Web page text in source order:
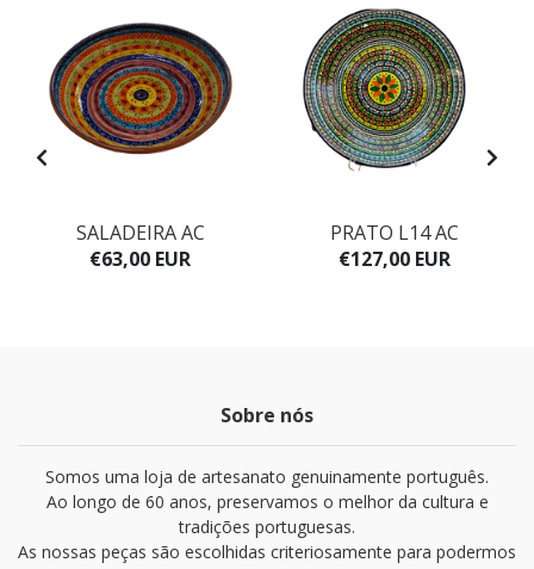
SALADEIRA AC
€63,00 EUR
PRATO L14 AC
€127,00 EUR
Sobre nós
Somos uma loja de artesanato genuinamente português.
Ao longo de 60 anos, preservamos o melhor da cultura e
tradições portuguesas.
As nossas peças são escolhidas criteriosamente para podermos